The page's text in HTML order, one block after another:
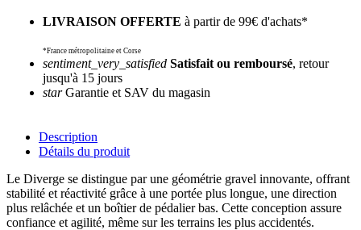
LIVRAISON OFFERTE à partir de 99€ d'achats*
*France métropolitaine et Corse
sentiment_very_satisfied Satisfait ou remboursé, retour
jusqu'à 15 jours
starGarantie et SAV du magasin
Description
Détails du produit
Le Diverge se distingue par une géométrie gravel innovante, offrant
stabilité et réactivité grâce à une portée plus longue, une direction
plus relâchée et un boîtier de pédalier bas. Cette conception assure
confiance et agilité, même sur les terrains les plus accidentés.